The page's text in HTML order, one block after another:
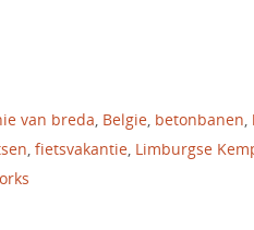
van breda, Belgie, betonbanen,
, fietsvakantie, Limburgse